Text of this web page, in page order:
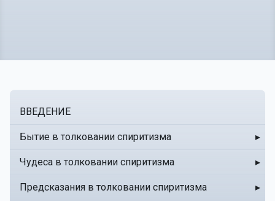
ВВЕДЕНИЕ
Бытие в толковании спиритизма ▸
Чудеса в толковании спиритизма ▸
Предсказания в толковании спиритизма ▸